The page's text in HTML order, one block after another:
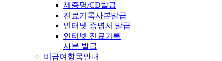
제증명/CD발급
진료기록사본발급
인터넷 증명서 발급
인터넷 진료기록
사본 발급
비급여항목안내